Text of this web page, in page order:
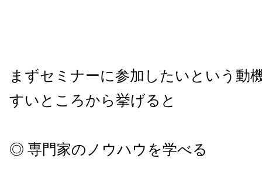
まずセミナーに参加したいという動
すいところから挙げると
◎ 専門家のノウハウを学べる